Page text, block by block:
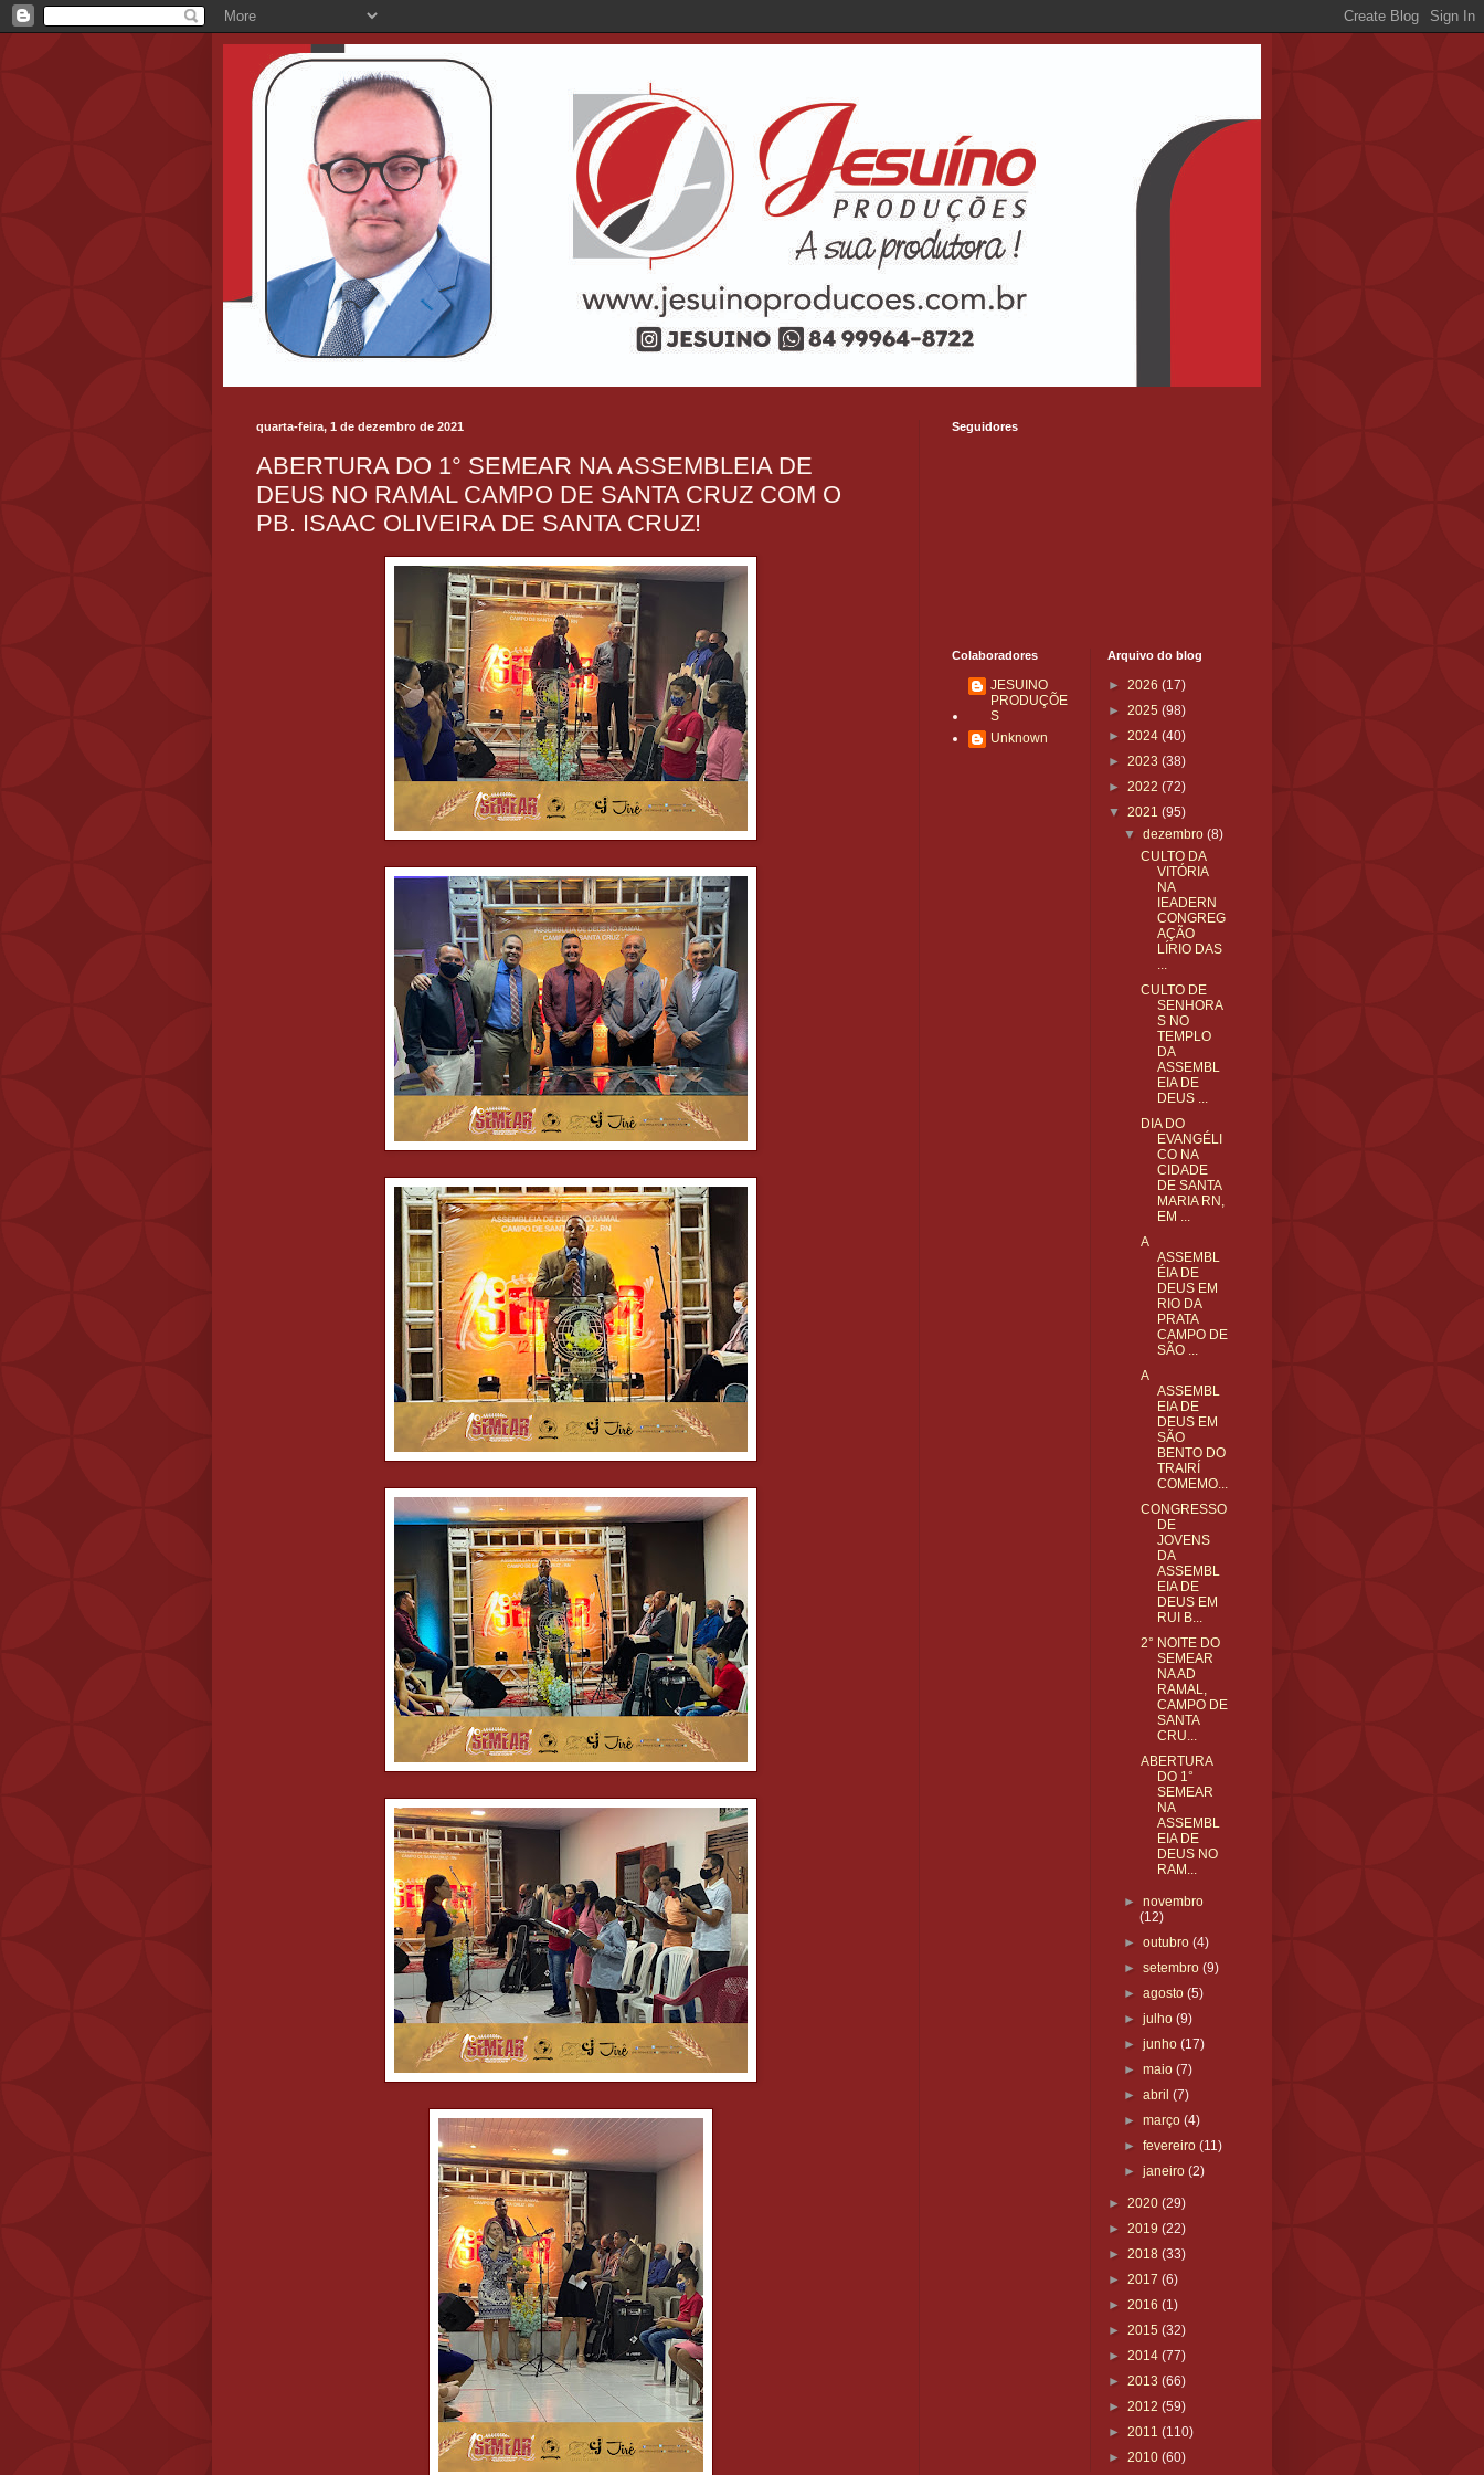
quarta-feira, 1 de dezembro de 2021
ABERTURA DO 1° SEMEAR NA ASSEMBLEIA DE
DEUS NO RAMAL CAMPO DE SANTA CRUZ COM O
PB. ISAAC OLIVEIRA DE SANTA CRUZ!
Seguidores
Colaboradores
JESUINO
PRODUÇÕE
S
Unknown
Arquivo do blog
► 2026 (17)
► 2025 (98)
► 2024 (40)
► 2023 (38)
► 2022 (72)
▼ 2021 (95)
▼dezembro(8)
CULTO DA
VITÓRIA
NA
IEADERN
CONGREG
AÇÃO
LÍRIO DAS
...
CULTO DE
SENHORA
S NO
TEMPLO
DA
ASSEMBL
EIA DE
DEUS ...
DIA DO
EVANGÉLI
CO NA
CIDADE
DE SANTA
MARIA RN,
EM ...
A
ASSEMBL
ÉIA DE
DEUS EM
RIO DA
PRATA
CAMPO DE
SÃO ...
A
ASSEMBL
EIA DE
DEUS EM
SÃO
BENTO DO
TRAIRÍ
COMEMO...
CONGRESSO
DE
JOVENS
DA
ASSEMBL
EIA DE
DEUS EM
RUI B...
2° NOITE DO
SEMEAR
NA AD
RAMAL,
CAMPO DE
SANTA
CRU...
ABERTURA
DO 1°
SEMEAR
NA
ASSEMBL
EIA DE
DEUS NO
RAM...
►novembro
(12)
►outubro(4)
►setembro(9)
►agosto(5)
►julho(9)
►junho(17)
►maio(7)
►abril(7)
►março(4)
►fevereiro(11)
►janeiro(2)
► 2020 (29)
► 2019 (22)
► 2018 (33)
► 2017 (6)
► 2016 (1)
► 2015 (32)
► 2014 (77)
► 2013 (66)
► 2012 (59)
► 2011 (110)
► 2010 (60)